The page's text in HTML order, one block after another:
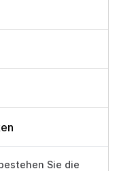
Sie die